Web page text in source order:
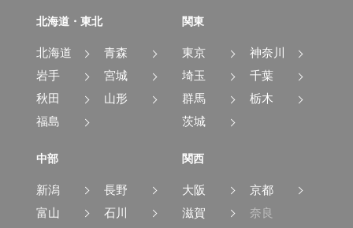
北海道・東北
北海道
青森
岩手
宮城
秋田
山形
福島
関東
東京
神奈川
埼玉
千葉
群馬
栃木
茨城
中部
新潟
長野
富山
石川
関西
大阪
京都
滋賀
奈良